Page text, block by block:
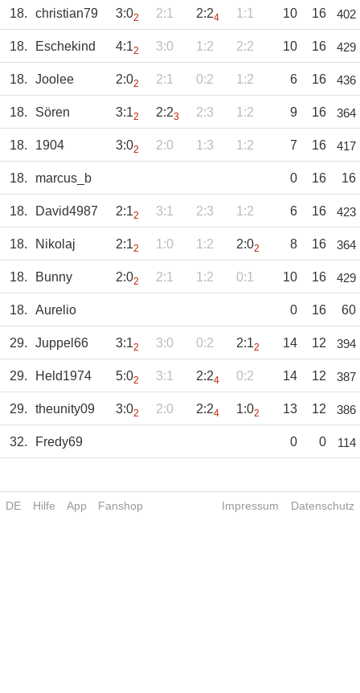
18. christian79 3:02 2:1 2:24 1:1 10 16 402
18. Eschekind 4:12 3:0 1:2 2:2 10 16 429
18. Joolee 2:02 2:1 0:2 1:2 6 16 436
18. Sören 3:12 2:23 2:3 1:2 9 16 364
18. 1904 3:02 2:0 1:3 1:2 7 16 417
18. marcus_b 0 16 16
18. David4987 2:12 3:1 2:3 1:2 6 16 423
18. Nikolaj 2:12 1:0 1:2 2:02 8 16 364
18. Bunny 2:02 2:1 1:2 0:1 10 16 429
18. Aurelio 0 16 60
29. Juppel66 3:12 3:0 0:2 2:12 14 12 394
29. Held1974 5:02 3:1 2:24 0:2 14 12 387
29. theunity09 3:02 2:0 2:24 1:02 13 12 386
32. Fredy69 0 0 114
DE Hilfe App Fanshop Impressum Datenschutz